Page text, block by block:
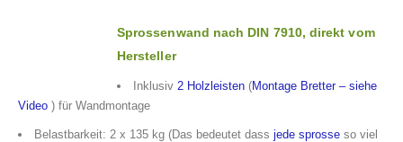
Sprossenwand nach DIN 7910, direkt vom
Hersteller
Inklusiv 2 Holzleisten (Montage Bretter – siehe
Video ) für Wandmontage
Belastbarkeit: 2 x 135 kg (Das bedeutet dass jede sprosse so viel